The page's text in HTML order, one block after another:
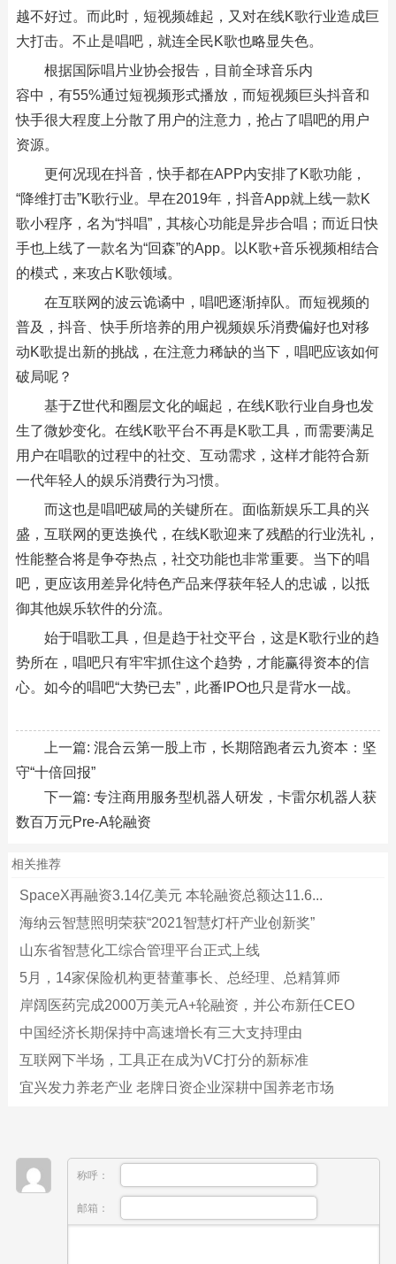
越不好过。而此时，短视频雄起，又对在线K歌行业造成巨
大打击。不止是唱吧，就连全民K歌也略显失色。
根据国际唱片业协会报告，目前全球音乐内
容中，有55%通过短视频形式播放，而短视频巨头抖音和
快手很大程度上分散了用户的注意力，抢占了唱吧的用户
资源。
更何况现在抖音，快手都在APP内安排了K歌功能，
“降维打击”K歌行业。早在2019年，抖音App就上线一款K
歌小程序，名为“抖唱”，其核心功能是异步合唱；而近日快
手也上线了一款名为“回森”的App。以K歌+音乐视频相结合
的模式，来攻占K歌领域。
在互联网的波云诡谲中，唱吧逐渐掉队。而短视频的
普及，抖音、快手所培养的用户视频娱乐消费偏好也对移
动K歌提出新的挑战，在注意力稀缺的当下，唱吧应该如何
破局呢？
基于Z世代和圈层文化的崛起，在线K歌行业自身也发
生了微妙变化。在线K歌平台不再是K歌工具，而需要满足
用户在唱歌的过程中的社交、互动需求，这样才能符合新
一代年轻人的娱乐消费行为习惯。
而这也是唱吧破局的关键所在。面临新娱乐工具的兴
盛，互联网的更迭换代，在线K歌迎来了残酷的行业洗礼，
性能整合将是争夺热点，社交功能也非常重要。当下的唱
吧，更应该用差异化特色产品来俘获年轻人的忠诚，以抵
御其他娱乐软件的分流。
始于唱歌工具，但是趋于社交平台，这是K歌行业的趋
势所在，唱吧只有牢牢抓住这个趋势，才能赢得资本的信
心。如今的唱吧“大势已去”，此番IPO也只是背水一战。
上一篇: 混合云第一股上市，长期陪跑者云九资本：坚
守“十倍回报”
下一篇: 专注商用服务型机器人研发，卡雷尔机器人获
数百万元Pre-A轮融资
相关推荐
SpaceX再融资3.14亿美元 本轮融资总额达11.6...
海纳云智慧照明荣获“2021智慧灯杆产业创新奖”
山东省智慧化工综合管理平台正式上线
5月，14家保险机构更替董事长、总经理、总精算师
岸阔医药完成2000万美元A+轮融资，并公布新任CEO
中国经济长期保持中高速增长有三大支持理由
互联网下半场，工具正在成为VC打分的新标准
宜兴发力养老产业 老牌日资企业深耕中国养老市场
称呼：
邮箱：